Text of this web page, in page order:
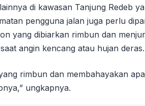
di kawasan Tanjung Redeb
pengguna jalan juga perlu
yang dibiarkan rimbun dan
angin kencang atau hujan deras.
rimbun dan membahayakan
ungkapnya.